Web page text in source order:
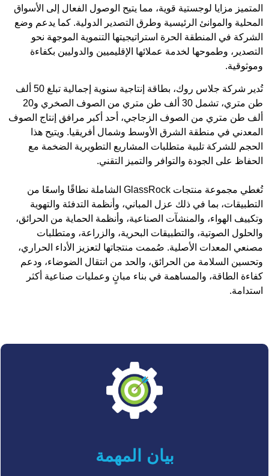
المتميز مزايا لوجستية قوية، مما يتيح الوصول الفعال إلى الأسواق
المحلية والموانئ الرئيسية وطرق التصدير الدولية. كما يدعم وضع
الشركة في المنطقة الحرة استراتيجيتها التنموية الموجهة نحو
التصدير، وطموحها لخدمة عملائها الإقليميين والدوليين بكفاءة
وموثوقية.
تُدير شركة جلاس روك، بطاقة إنتاجية سنوية إجمالية تبلغ 50 ألف
طن متري، تشمل 30 ألف طن متري من الصوف الصخري و20
ألف طن متري من الصوف الزجاجي، أحد أكبر مرافق إنتاج الصوف
المعدني في منطقة الشرق الأوسط وشمال أفريقيا. ويتيح هذا
الحجم للشركة تلبية متطلبات المشاريع التطويرية الضخمة مع
الحفاظ على الجودة والتوافر والتميز التقني.
تُغطي مجموعة منتجات GlassRock الشاملة نطاقًا واسعًا من
التطبيقات، بما في ذلك عزل المباني، وأنظمة التدفئة والتهوية
وتكييف الهواء، والمنشآت الصناعية، وأنظمة الحماية من الحرائق،
والحلول الصوتية، والتطبيقات البحرية، والزراعة، ومتطلبات
مصنعي المعدات الأصلية. صُممت منتجاتها لتعزيز الأداء الحراري،
وتحسين السلامة من الحرائق، والحد من انتقال الضوضاء، ودعم
كفاءة الطاقة، والمساهمة في بناء مبانٍ وعمليات صناعية أكثر
استدامة.
بيان المهمة